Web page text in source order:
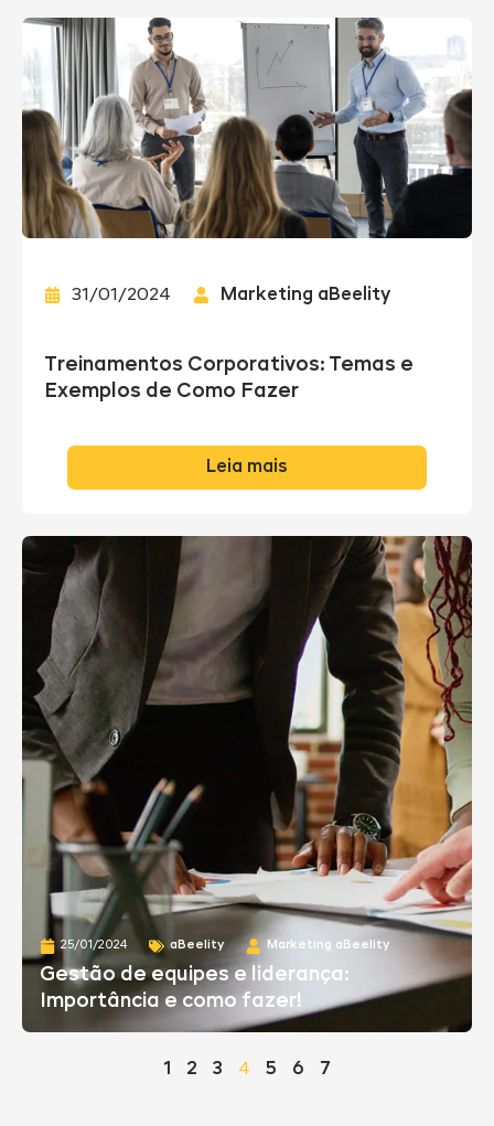
31/01/2024 Marketing aBeelity
Treinamentos Corporativos: Temas e
Exemplos de Como Fazer
Leia mais
25/01/2024 aBeelity Marketing aBeelity
Gestão de equipes e liderança:
Importância e como fazer!
1 2 3 4 5 6 7